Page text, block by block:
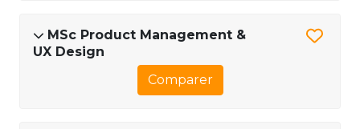
MSc Product Management &
UX Design
Comparer